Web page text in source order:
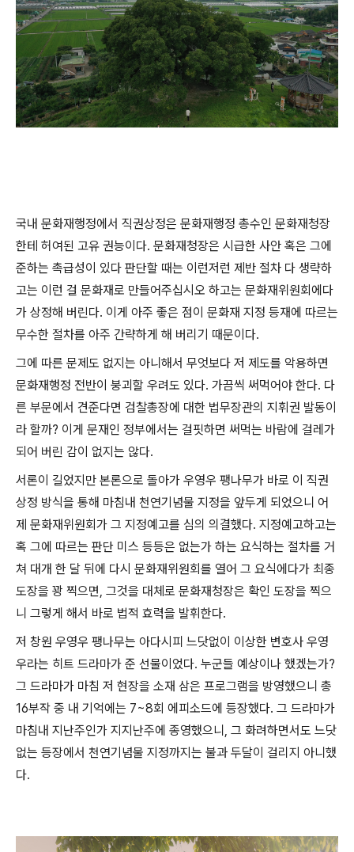
국내 문화재행정에서 직권상정은 문화재행정 총수인 문화재청장
한테 허여된 고유 권능이다. 문화재청장은 시급한 사안 혹은 그에
준하는 촉급성이 있다 판단할 때는 이런저런 제반 절차 다 생략하
고는 이런 걸 문화재로 만들어주십시오 하고는 문화재위원회에다
가 상정해 버린다. 이게 아주 좋은 점이 문화재 지정 등재에 따르는
무수한 절차를 아주 간략하게 해 버리기 때문이다.
그에 따른 문제도 없지는 아니해서 무엇보다 저 제도를 악용하면
문화재행정 전반이 붕괴할 우려도 있다. 가끔씩 써먹어야 한다. 다
른 부문에서 견준다면 검찰총장에 대한 법무장관의 지휘권 발동이
라 할까? 이게 문재인 정부에서는 걸핏하면 써먹는 바람에 걸레가
되어 버린 감이 없지는 않다.
서론이 길었지만 본론으로 돌아가 우영우 팽나무가 바로 이 직권
상정 방식을 통해 마침내 천연기념물 지정을 앞두게 되었으니 어
제 문화재위원회가 그 지정예고를 심의 의결했다. 지정예고하고는
혹 그에 따르는 판단 미스 등등은 없는가 하는 요식하는 절차를 거
쳐 대개 한 달 뒤에 다시 문화재위원회를 열어 그 요식에다가 최종
도장을 꽝 찍으면, 그것을 대체로 문화재청장은 확인 도장을 찍으
니 그렇게 해서 바로 법적 효력을 발휘한다.
저 창원 우영우 팽나무는 아다시피 느닷없이 이상한 변호사 우영
우라는 히트 드라마가 준 선물이었다. 누군들 예상이나 했겠는가?
그 드라마가 마침 저 현장을 소재 삼은 프로그램을 방영했으니 총
16부작 중 내 기억에는 7~8회 에피소드에 등장했다. 그 드라마가
마침내 지난주인가 지지난주에 종영했으니, 그 화려하면서도 느닷
없는 등장에서 천연기념물 지정까지는 불과 두달이 걸리지 아니했
다.